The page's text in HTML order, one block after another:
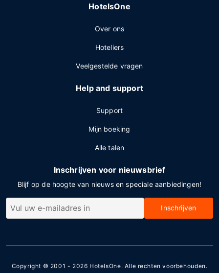
HotelsOne
Over ons
Hoteliers
Veelgestelde vragen
Help and support
Support
Mijn boeking
Alle talen
Inschrijven voor nieuwsbrief
Blijf op de hoogte van nieuws en speciale aanbiedingen!
Inschrijven
Copyright © 2001 - 2026 HotelsOne. Alle rechten voorbehouden.